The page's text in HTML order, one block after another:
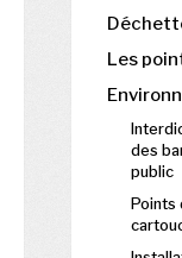
Les
des
public
Points